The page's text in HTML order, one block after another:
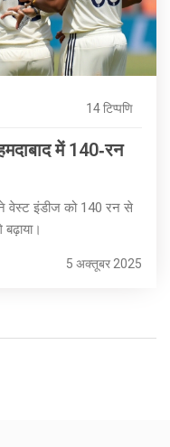
14 टिप्पणि
में 140‑रन
वेस्ट इंडीज को 140 रन से
5 अक्तूबर 2025